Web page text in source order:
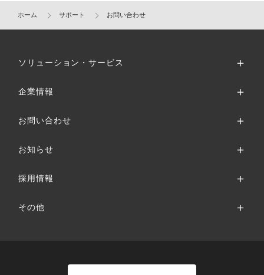
ホーム サポート お問い合わせ
ソリューション・サービス
企業情報
お問い合わせ
お知らせ
採用情報
その他